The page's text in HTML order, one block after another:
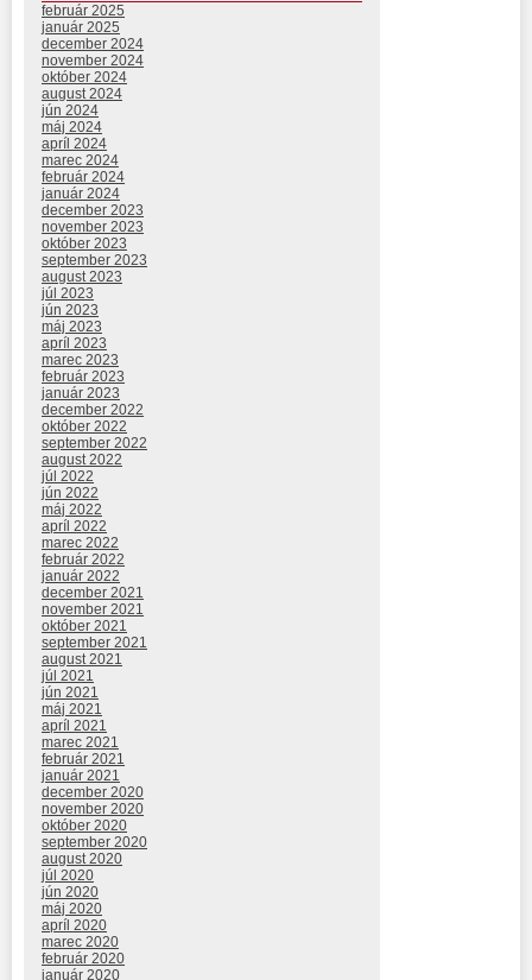
február 2025
január 2025
december 2024
november 2024
október 2024
august 2024
jún 2024
máj 2024
apríl 2024
marec 2024
február 2024
január 2024
december 2023
november 2023
október 2023
september 2023
august 2023
júl 2023
jún 2023
máj 2023
apríl 2023
marec 2023
február 2023
január 2023
december 2022
október 2022
september 2022
august 2022
júl 2022
jún 2022
máj 2022
apríl 2022
marec 2022
február 2022
január 2022
december 2021
november 2021
október 2021
september 2021
august 2021
júl 2021
jún 2021
máj 2021
apríl 2021
marec 2021
február 2021
január 2021
december 2020
november 2020
október 2020
september 2020
august 2020
júl 2020
jún 2020
máj 2020
apríl 2020
marec 2020
február 2020
január 2020